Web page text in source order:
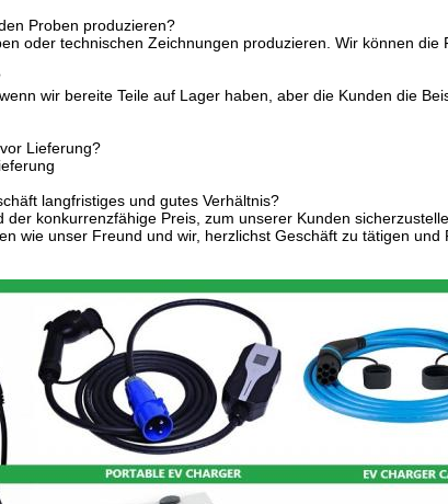
Proben produzieren?
oder technischen Zeichnungen produzieren. Wir können die
wir bereite Teile auf Lager haben, aber die Kunden die
Lieferung?
langfristiges und gutes Verhältnis?
der konkurrenzfähige Preis, zum unserer Kunden
wie unser Freund und wir, herzlichst Geschäft zu tätigen und